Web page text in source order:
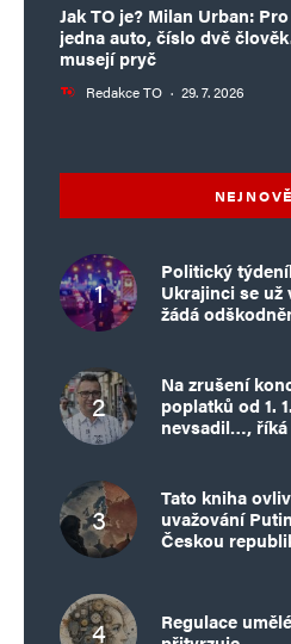
Jak TO je? Milan Urban:
jedna auto, číslo dvě
musejí pryč
Redakce TO · 29. 7. 2026
Politický
Ukrajinci se už
žádá
Na zrušení
poplatků od 1.
nevsadil…, říká
Tato kniha
uvažování
Českou
Regulace